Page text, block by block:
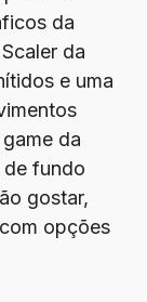
da
da
e uma
da
de fundo
gostar,
opções